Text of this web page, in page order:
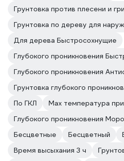
Грунтовка против плесени и
Грунтовка по дереву для
Для дерева Быстросохнущие
Глубокого проникновения
Глубокого проникновения
По ГКЛ
Max температура
Глубокого проникновения
Бесцветные
Бесцветный
Время высыхания 3 ч